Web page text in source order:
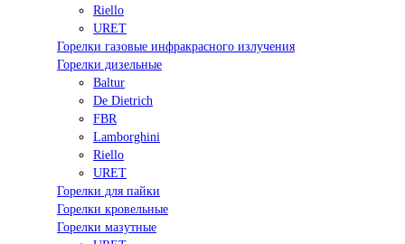
Riello
URET
Горелки газовые инфракрасного излучения
Горелки дизельные
Baltur
De Dietrich
FBR
Lamborghini
Riello
URET
Горелки для пайки
Горелки кровельные
Горелки мазутные